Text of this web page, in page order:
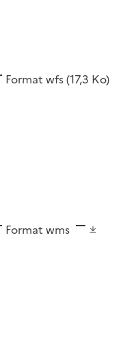
Format wfs(17,3 Ko)
Format wms